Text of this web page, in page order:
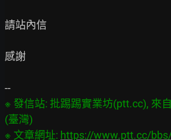
請站內信
感謝
※ 發信站: 批踢踢實業坊(ptt.cc), 來
(臺灣)
※ 文章網址: https://www.ptt.cc/